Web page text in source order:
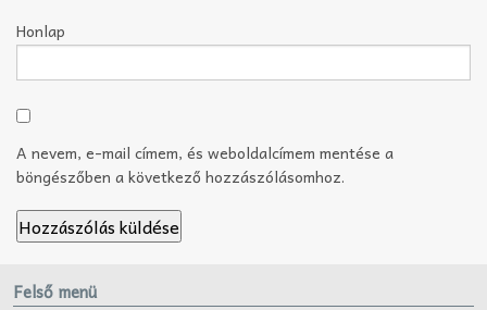
Honlap
A nevem, e-mail címem, és weboldalcímem mentése a
böngészőben a következő hozzászólásomhoz.
Felső menü